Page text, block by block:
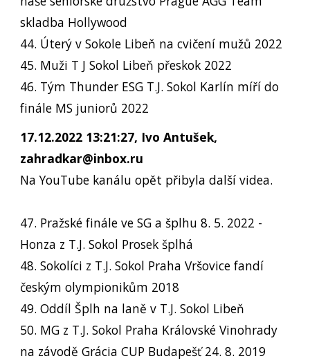
skladba Hollywood
44. Úterý v Sokole Libeň na cvičení mužů 2022
45. Muži T J Sokol Libeň přeskok 2022
46. Tým Thunder ESG T.J. Sokol Karlín míří do
finále MS juniorů 2022
17.12.2022 13:21:27, Ivo Antušek,
zahradkar@inbox.ru
Na YouTube kanálu opět přibyla další videa.
47. Pražské finále ve SG a šplhu 8. 5. 2022 -
Honza z T.J. Sokol Prosek šplhá
48. Sokolíci z T.J. Sokol Praha Vršovice fandí
českým olympionikům 2018
49. Oddíl Šplh na laně v T.J. Sokol Libeň
50. MG z T.J. Sokol Praha Královské Vinohrady
na závodě Grácia CUP Budapešť 24. 8. 2019